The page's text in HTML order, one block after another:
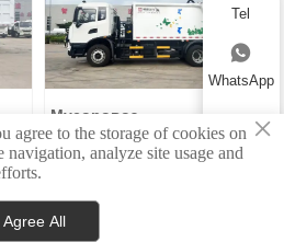
Мусоровоз
Tel

WhatsApp
Email ×
to the storage of cookies on
navigation, analyze site usage and
Agree All